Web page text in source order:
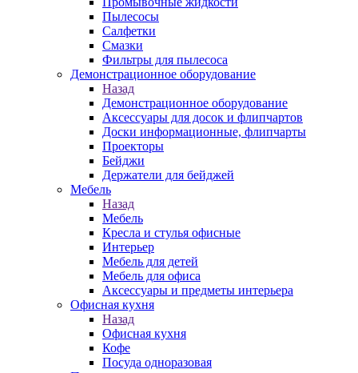
Пылесосы
Салфетки
Смазки
Фильтры для пылесоса
Демонстрационное оборудование
Назад
Демонстрационное оборудование
Аксессуары для досок и флипчартов
Доски информационные, флипчарты
Проекторы
Бейджи
Держатели для бейджей
Мебель
Назад
Мебель
Кресла и стулья офисные
Интерьер
Мебель для детей
Мебель для офиса
Аксессуары и предметы интерьера
Офисная кухня
Назад
Офисная кухня
Кофе
Посуда одноразовая